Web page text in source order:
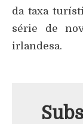
da taxa
série de
irlandesa.